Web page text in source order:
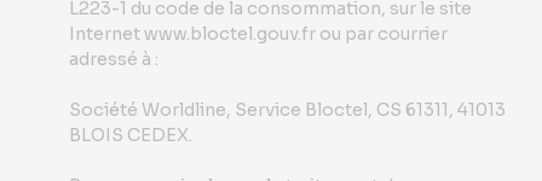
L223-1 du code de la consommation, sur le site
Internet www.bloctel.gouv.fr ou par courrier
adressé à :
Société Worldline, Service Bloctel, CS 61311, 41013
BLOIS CEDEX.